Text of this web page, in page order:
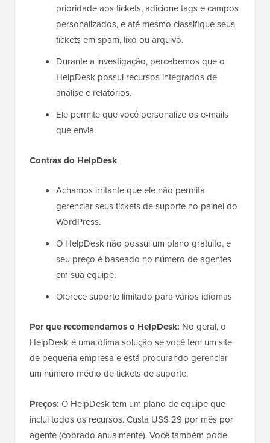
prioridade aos tickets, adicione tags e campos
personalizados, e até mesmo classifique seus
tickets em spam, lixo ou arquivo.
Durante a investigação, percebemos que o
HelpDesk possui recursos integrados de
análise e relatórios.
Ele permite que você personalize os e-mails
que envia.
Contras do HelpDesk
Achamos irritante que ele não permita
gerenciar seus tickets de suporte no painel do
WordPress.
O HelpDesk não possui um plano gratuito, e
seu preço é baseado no número de agentes
em sua equipe.
Oferece suporte limitado para vários idiomas
Por que recomendamos o HelpDesk: No geral, o
HelpDesk é uma ótima solução se você tem um site
de pequena empresa e está procurando gerenciar
um número médio de tickets de suporte.
Preços: O HelpDesk tem um plano de equipe que
inclui todos os recursos. Custa US$ 29 por mês por
agente (cobrado anualmente). Você também pode